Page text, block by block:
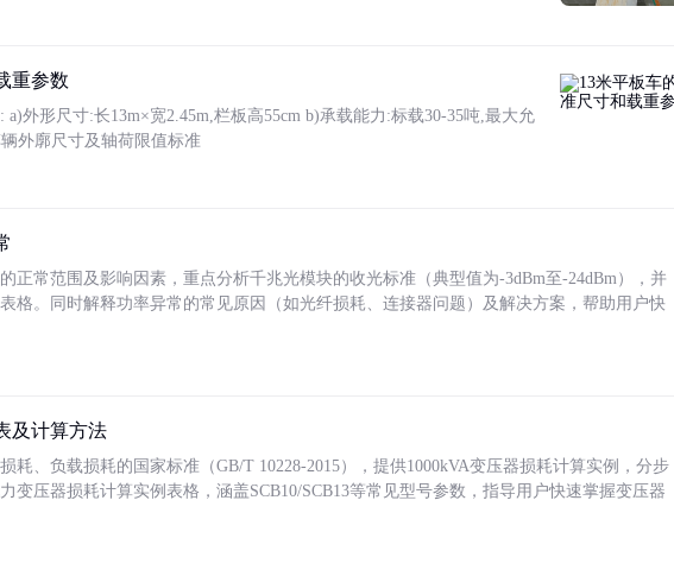
重参数
外形尺寸:长13m×宽2.45m,栏板高55cm b)承载能力:标载30-35吨,最大允
外廓尺寸及轴荷限值标准
正常范围及影响因素，重点分析千兆光模块的收光标准（典型值为-3dBm至-24dBm），并
格。同时解释功率异常的常见原因（如光纤损耗、连接器问题）及解决方案，帮助用户快
及计算方法
耗、负载损耗的国家标准（GB/T 10228-2015），提供1000kVA变压器损耗计算实例，分步
变压器损耗计算实例表格，涵盖SCB10/SCB13等常见型号参数，指导用户快速掌握变压器